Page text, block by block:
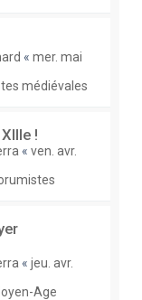
« mer. mai
médiévales
!
« ven. avr.
« jeu. avr.
Age